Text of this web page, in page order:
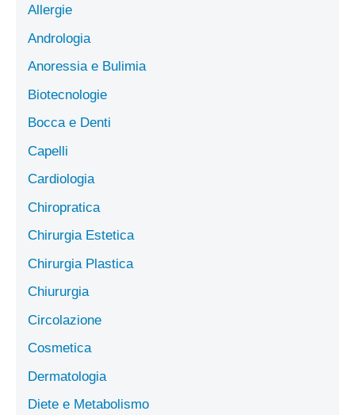
Allergie
Andrologia
Anoressia e Bulimia
Biotecnologie
Bocca e Denti
Capelli
Cardiologia
Chiropratica
Chirurgia Estetica
Chirurgia Plastica
Chiururgia
Circolazione
Cosmetica
Dermatologia
Diete e Metabolismo